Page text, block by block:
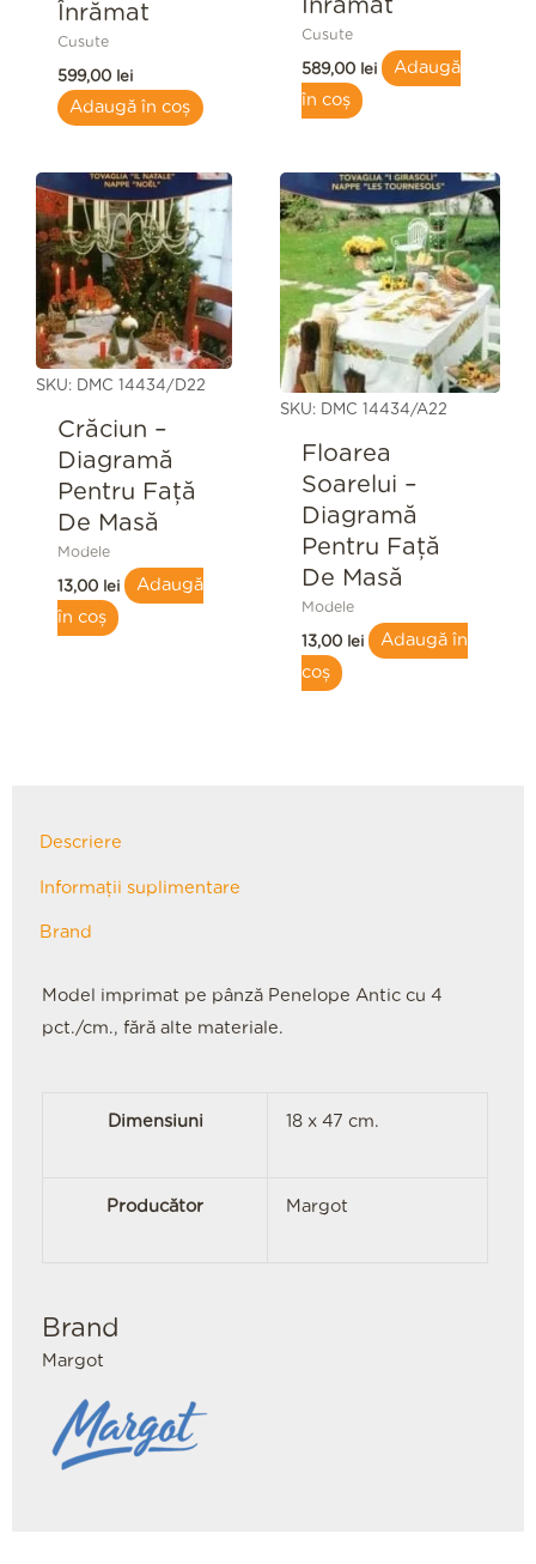
Înrămat
Cusute
599,00 lei
Adaugă în coș
Înrămat
Cusute
589,00 lei
Adaugă
în coș
SKU: DMC 14434/D22
Crăciun –
Diagramă
Pentru Față
De Masă
Modele
13,00 lei
Adaugă
în coș
SKU: DMC 14434/A22
Floarea
Soarelui –
Diagramă
Pentru Față
De Masă
Modele
13,00 lei
Adaugă în
coș
Descriere
Informații suplimentare
Brand
Model imprimat pe pânză Penelope Antic cu 4
pct./cm., fără alte materiale.
Dimensiuni 18 x 47 cm.
Producător Margot
Brand
Margot